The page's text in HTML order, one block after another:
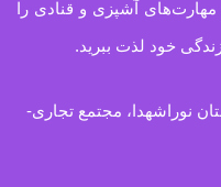
مهارت‌های آشپزی و قنادی را
خود لذت ببرید.
روبروی بوستان نوراشهدا، مجتمع تجاری-